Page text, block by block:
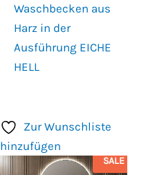
Waschbecken aus
Harz in der
Ausführung EICHE
HELL
Zur Wunschliste
hinzufügen
SALE